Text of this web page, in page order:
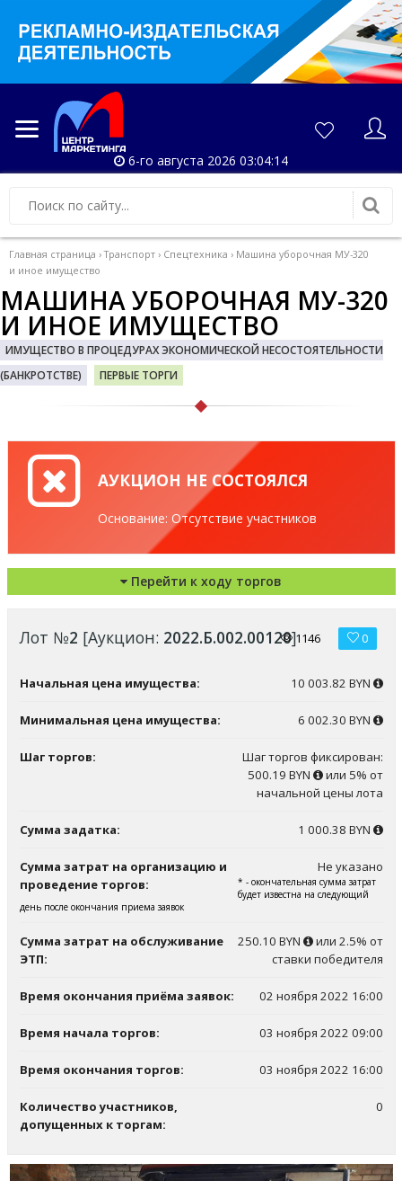
6-го августа 2026 03:04:14
Главная страница › Транспорт › Спецтехника › Машина уборочная МУ-320
и иное имущество
МАШИНА УБОРОЧНАЯ МУ-320
И ИНОЕ ИМУЩЕСТВО
ИМУЩЕСТВО В ПРОЦЕДУРАХ ЭКОНОМИЧЕСКОЙ НЕСОСТОЯТЕЛЬНОСТИ
(БАНКРОТСТВЕ)
ПЕРВЫЕ ТОРГИ
АУКЦИОН НЕ СОСТОЯЛСЯ
Основание: Отсутствие участников
Перейти к ходу торгов
Лот №2 [Аукцион: 2022.Б.002.00120]1146 0
Начальная цена имущества: 10 003.82 BYN
Минимальная цена имущества: 6 002.30 BYN
Шаг торгов:
Шаг торгов фиксирован:
500.19 BYN
или 5% от
начальной цены лота
Сумма задатка: 1 000.38 BYN
Сумма затрат на организацию и
проведение торгов:
Не указано
* - окончательная сумма затрат
будет известна на следующий
день после окончания приема заявок
Сумма затрат на обслуживание
ЭТП:
250.10 BYN
или 2.5% от
ставки победителя
Время окончания приёма заявок: 02 ноября 2022 16:00
Время начала торгов: 03 ноября 2022 09:00
Время окончания торгов: 03 ноября 2022 16:00
Количество участников,
допущенных к торгам:
0